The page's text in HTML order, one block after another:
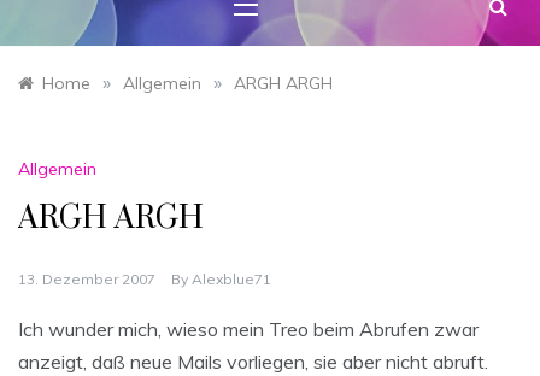
Home » Allgemein » ARGH ARGH
Allgemein
ARGH ARGH
13. Dezember 2007 By Alexblue71
Ich wunder mich, wieso mein Treo beim Abrufen zwar
anzeigt, daß neue Mails vorliegen, sie aber nicht abruft.